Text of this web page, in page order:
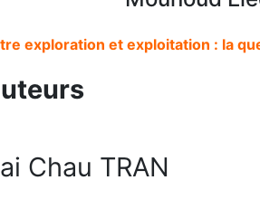
exploration et exploitation : la
Chau TRAN